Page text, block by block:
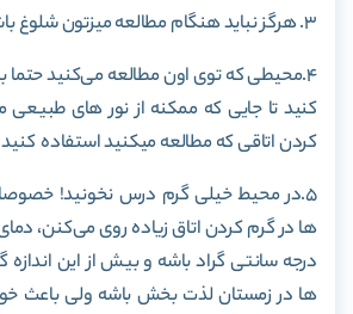
۳. هرگز نباید هنگام مطالعه میزتون شلوغ باشه
۴.محیطی که توی اون مطالعه می‌کنید
کنید تا جایی که ممکنه از نور های طبیعی
کردن اتاقی که مطالعه میکنید استفاده
5.در محیط خیلی گرم درس نخونید!
درجه سانتی گراد باشه و بیش از این
ها در زمستان لذت بخش باشه ولی باعث